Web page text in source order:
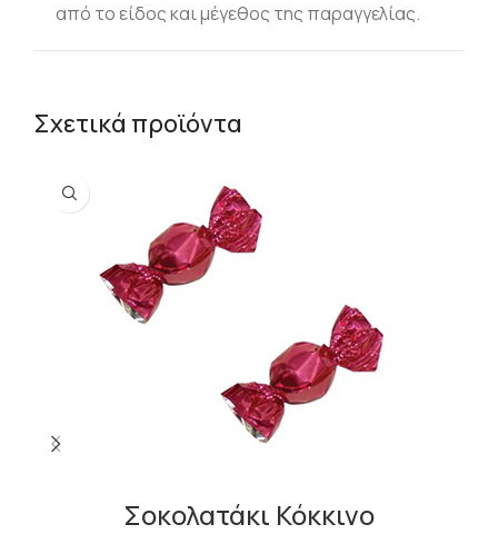
από το είδος και μέγεθος της παραγγελίας.
Σχετικά προϊόντα
Σοκολατάκι Κόκκινο